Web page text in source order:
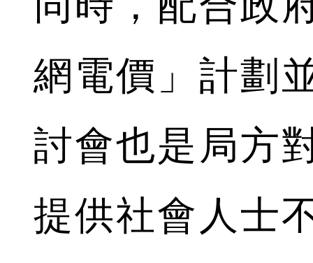
網電價」計劃
討會也是局方
提供社會人士